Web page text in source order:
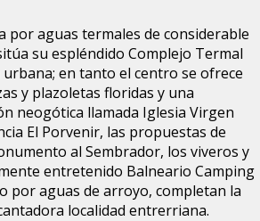
por aguas termales de considerable
su espléndido Complejo Termal
en tanto el centro se ofrece
y plazoletas floridas y una
neogótica llamada Iglesia Virgen
El Porvenir, las propuestas de
al Sembrador, los viveros y
entretenido Balneario Camping
por aguas de arroyo, completan la
localidad entrerriana.